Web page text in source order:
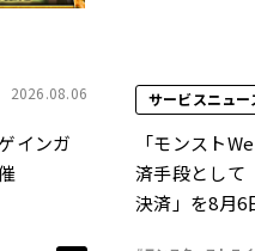
2026.08.06
インガ
サービスニュー
「モンスト
済手段として
決済」を8月6